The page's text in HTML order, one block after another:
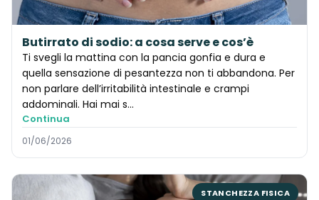
Butirrato di sodio: a cosa serve e cos’è
Ti svegli la mattina con la pancia gonfia e dura e
quella sensazione di pesantezza non ti abbandona. Per
non parlare dell’irritabilità intestinale e crampi
addominali. Hai mai s…
Continua
01/06/2026
STANCHEZZA FISICA